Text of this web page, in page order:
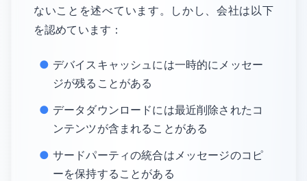
ないことを述べています。しかし、会社は以下
を認めています：
デバイスキャッシュには一時的にメッセー
ジが残ることがある
データダウンロードには最近削除されたコ
ンテンツが含まれることがある
サードパーティの統合はメッセージのコピ
ーを保持することがある